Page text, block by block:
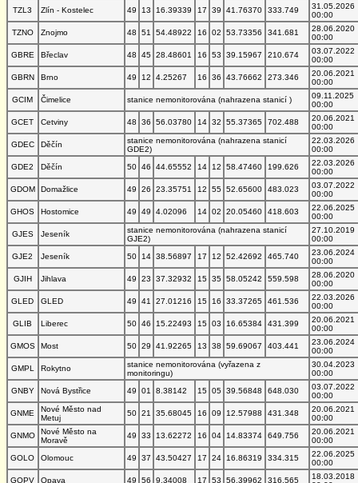
TZL3
Zlín - Kostelec 49 13 16.39339 17 39 41.76370 333.749
31.05.2026
00:00
TZNO
Znojmo 48 51 54.48922 16 02 53.73356 341.681
28.06.2020
00:00
GBRE
Břeclav 48 45 28.48601 16 53 39.15967 210.674
03.07.2022
00:00
GBRN
Brno 49 12 4.25267 16 36 43.76662 273.346
20.06.2021
00:00
GCIM
Čimelice stanice nemonitorována (nahrazena stanicí )
09.11.2025
00:00
GCET
Cetviny 48 36 56.03780 14 32 55.37365 702.488
20.06.2021
00:00
GDEC
Děčín
stanice nemonitorována (nahrazena stanicí
GDE2)
22.03.2026
00:00
GDE2
Děčín 50 46 44.65552 14 12 58.47460 199.626
22.03.2026
00:00
GDOM
Domažlice 49 26 23.35751 12 55 52.65600 483.023
03.07.2022
00:00
GHOS
Hostomice 49 49 4.02096 14 02 20.05460 418.603
22.06.2025
00:00
GJES
Jeseník
stanice nemonitorována (nahrazena stanicí
GJE2)
27.10.2019
00:00
GJE2
Jeseník 50 14 38.56897 17 12 52.42692 465.740
23.06.2024
00:00
GJIH
Jihlava 49 23 37.32932 15 35 58.05242 559.598
28.06.2020
00:00
GLED
GLED 49 41 27.01216 15 16 33.37265 461.536
22.03.2026
00:00
GLIB
Liberec 50 46 15.22493 15 03 16.65384 431.399
20.06.2021
00:00
GMOS
Most 50 29 41.92265 13 38 59.69067 403.441
23.06.2024
00:00
GMPL
Rokytno
stanice nemonitorována (vyřazena z
monitoringu)
30.04.2023
00:00
GNBY
Nová Bystřice 49 01 8.38142 15 05 39.56848 648.030
03.07.2022
00:00
GNME
Nové Město nad
Metuj
50 21 35.68045 16 09 12.57988 431.348
20.06.2021
00:00
GNMO
Nové Město na
Moravě
49 33 13.62272 16 04 14.83374 649.756
20.06.2021
00:00
GOLO
Olomouc 49 37 43.50427 17 24 16.86319 334.315
22.06.2025
00:00
GOPV
Opava 49 56 9.34008 17 53 56.39962 316.565
18.03.2018